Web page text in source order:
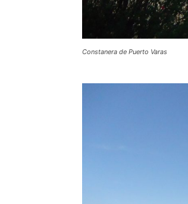
Constanera de Puerto Varas